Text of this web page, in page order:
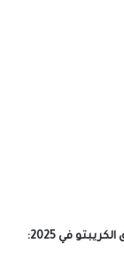
انهيار منصات التداول الكبيرة يُؤدي إلى انهيار سوق الكريبتو في 2025: